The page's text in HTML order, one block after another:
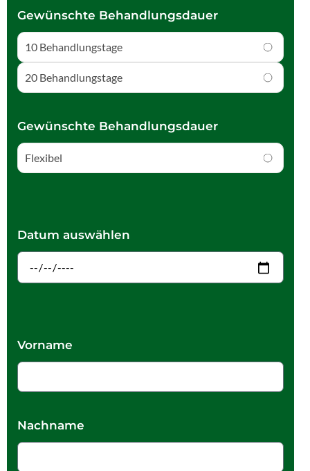
Gewünschte Behandlungsdauer
10 Behandlungstage
20 Behandlungstage
Gewünschte Behandlungsdauer
Flexibel
Datum auswählen
Vorname
Nachname